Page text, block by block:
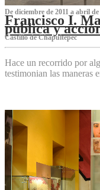
De diciembre de 2011 a abril de
Francisco I.
pública y
Castillo de Chapultepec
Hace un recorrido por
testimonian las maneras